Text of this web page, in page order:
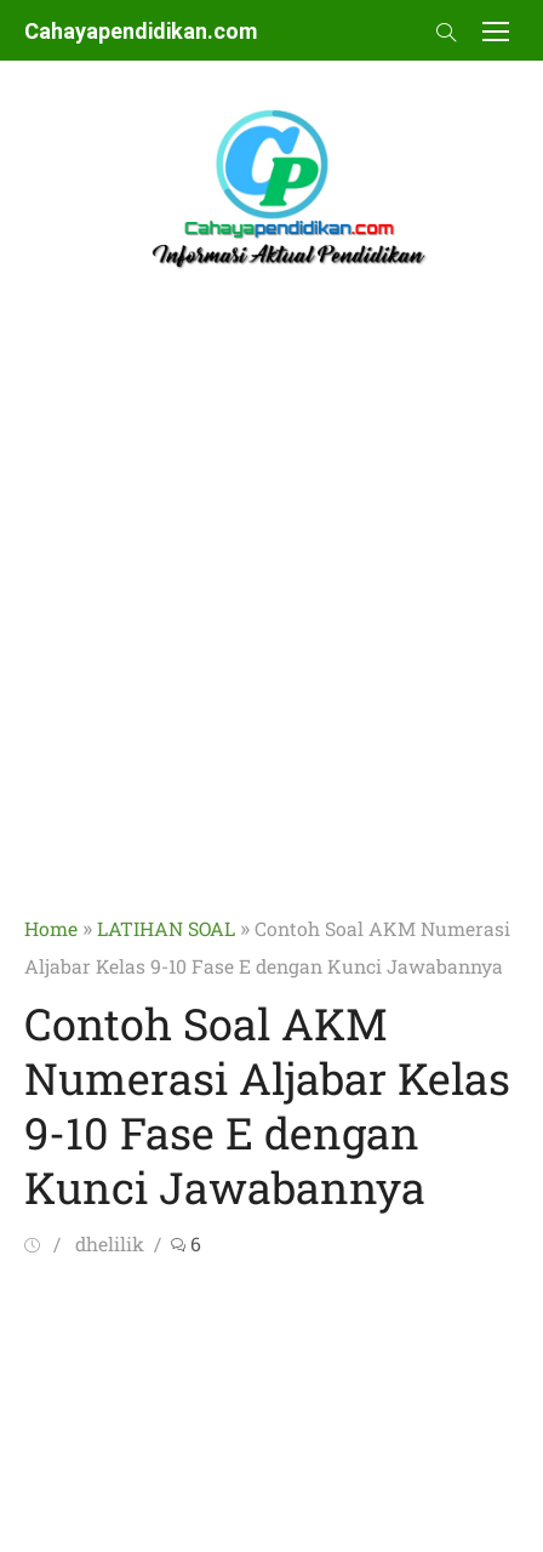
Skip
to
Cahayapendidikan.com
Home »LATIHAN SOAL »Contoh Soal AKM Numerasi
Aljabar Kelas 9-10 Fase E dengan Kunci Jawabannya
Contoh Soal AKM
Numerasi Aljabar Kelas
9-10 Fase E dengan
Kunci Jawabannya
PostedAuthor
dhelilik 6